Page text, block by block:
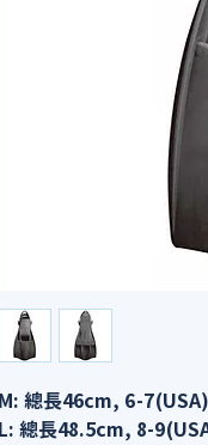
M: 總長46cm, 6-
L: 總長48.5cm, 8-